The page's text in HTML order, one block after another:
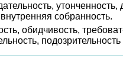
утонченность,
собранность.
обидчивость,